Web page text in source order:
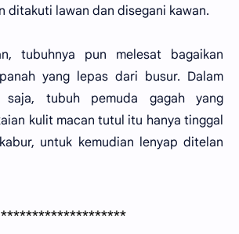
ditakuti lawan dan disegani kawan.
tubuhnya pun melesat bagaikan
yang lepas dari busur. Dalam
saja, tubuh pemuda gagah yang
kulit macan tutul itu hanya tinggal
untuk kemudian lenyap ditelan
********************